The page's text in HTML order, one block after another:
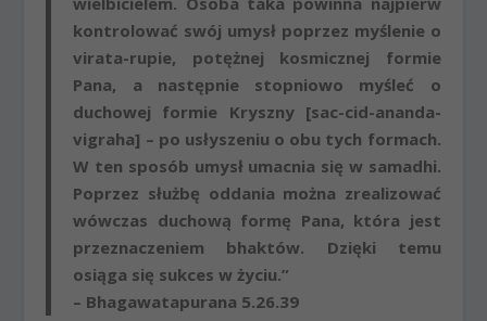
kontrolować swój umysł poprzez myślenie o
virata-rupie, potężnej kosmicznej formie
Pana, a następnie stopniowo myśleć o
duchowej formie Kryszny [sac-cid-ananda-
vigraha] – po usłyszeniu o obu tych formach.
W ten sposób umysł umacnia się w samadhi.
Poprzez służbę oddania można zrealizować
wówczas duchową formę Pana, która jest
przeznaczeniem bhaktów. Dzięki temu
osiąga się sukces w życiu.”
– Bhagawatapurana 5.26.39